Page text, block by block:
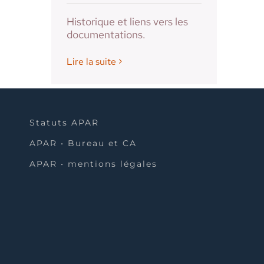
Historique et liens vers les
documentations.
Lire la suite
Statuts APAR
APAR • Bureau et CA
APAR • mentions légales